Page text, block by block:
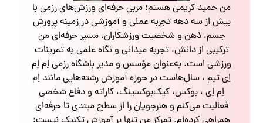
من حمید کریمی هستم؛ مربی حرفه‌ای ورزش‌های رزمی با
بیش از سه دهه تجربه عملی و آموزشی در زمینه پرورش
جسم، ذهن و شخصیت ورزشکاران. مسیر حرفه‌ای من
ترکیبی از دانش، تجربه میدانی و نگاه علمی به تمرینات
ورزشی است. به‌عنوان مؤسس و مدیر باشگاه رزمی اِم اِم
اِی تیم ، سال‌هاست در حوزه آموزش رشته‌هایی مانند اِم
اِم اِی ، بوکس، کیک‌بوکسینگ، کاراته و دفاع شخصی
فعالیت می‌کنم و هنرجویان را از سطح مبتدی تا حرفه‌ای